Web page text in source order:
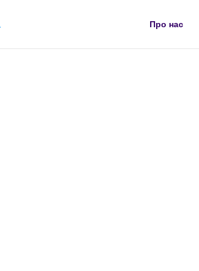
Про нас